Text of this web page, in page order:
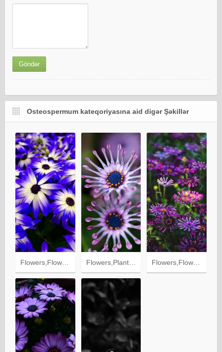
Osteospermum kateqoriyasına aid digər Şəkillər
Flowers,Flower Bed,Flowerbed,Osteospermum,Purple Flowers,Plant,Exotic,Osteospermum,African Daisy,Flower,Flowering,Bloom Flowers,Flower Bed,Flowerbed,Osteospermum,Bloom,Flowering